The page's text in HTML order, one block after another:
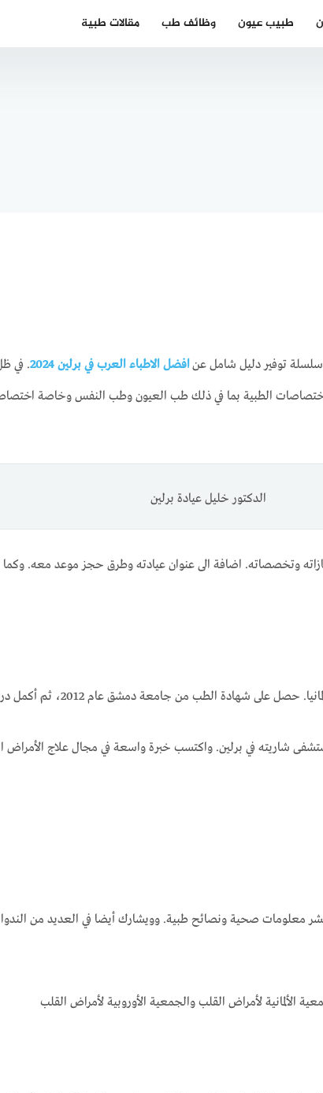
طبيب عيون وظائف طب مقالات طبية
توفير دليل شامل عنافضل الاطباء العرب في برلين 2024
. في
الطبية بما في ذلك طب العيون وطب النفس وخاصة اختصاص
الدكتور خليل عيادة برلين
وتخصصاته. اضافة الى عنوان عيادته وطرق حجز موعد معه.
من جامعة دمشق عام 2012، ثم أكمل دراسته التخصصية في ألمانيا.
شاريته في برلين. واكتسب خبرة واسعة في مجال علاج الأمراض
صحية ونصائح طبية. وويشارك أيضا في العديد من
الألمانية لأمراض القلب والجمعية الأوروبية لأمراض القلب